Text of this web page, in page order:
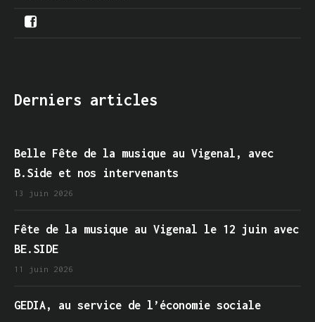
Derniers articles
Belle Fête de la musique au Vigenal, avec
B.Side et nos intervenants
13 juin 2026
Fête de la musique au Vigenal le 12 juin avec
BE.SIDE
11 juin 2026
GEDIA, au service de l’économie sociale